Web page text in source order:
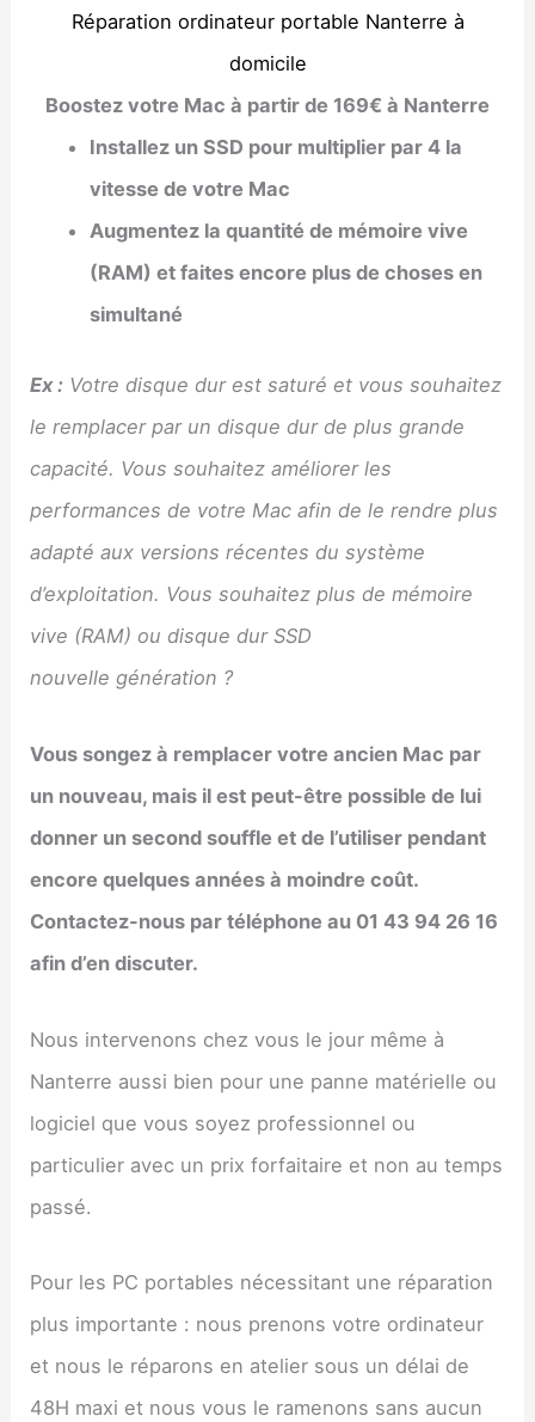
Réparation ordinateur portable Nanterre à
domicile
Boostez votre Mac à partir de 169€ à Nanterre
Installez un SSD pour multiplier par 4 la
vitesse de votre Mac
Augmentez la quantité de mémoire vive
(RAM) et faites encore plus de choses en
simultané
Ex : Votre disque dur est saturé et vous souhaitez
le remplacer par un disque dur de plus grande
capacité. Vous souhaitez améliorer les
performances de votre Mac afin de le rendre plus
adapté aux versions récentes du système
d’exploitation. Vous souhaitez plus de mémoire
vive (RAM) ou disque dur SSD
nouvelle génération ?
Vous songez à remplacer votre ancien Mac par
un nouveau, mais il est peut-être possible de lui
donner un second souffle et de l’utiliser pendant
encore quelques années à moindre coût.
Contactez-nous par téléphone au 01 43 94 26 16
afin d’en discuter.
Nous intervenons chez vous le jour même à
Nanterre aussi bien pour une panne matérielle ou
logiciel que vous soyez professionnel ou
particulier avec un prix forfaitaire et non au temps
passé.
Pour les PC portables nécessitant une réparation
plus importante : nous prenons votre ordinateur
et nous le réparons en atelier sous un délai de
48H maxi et nous vous le ramenons sans aucun